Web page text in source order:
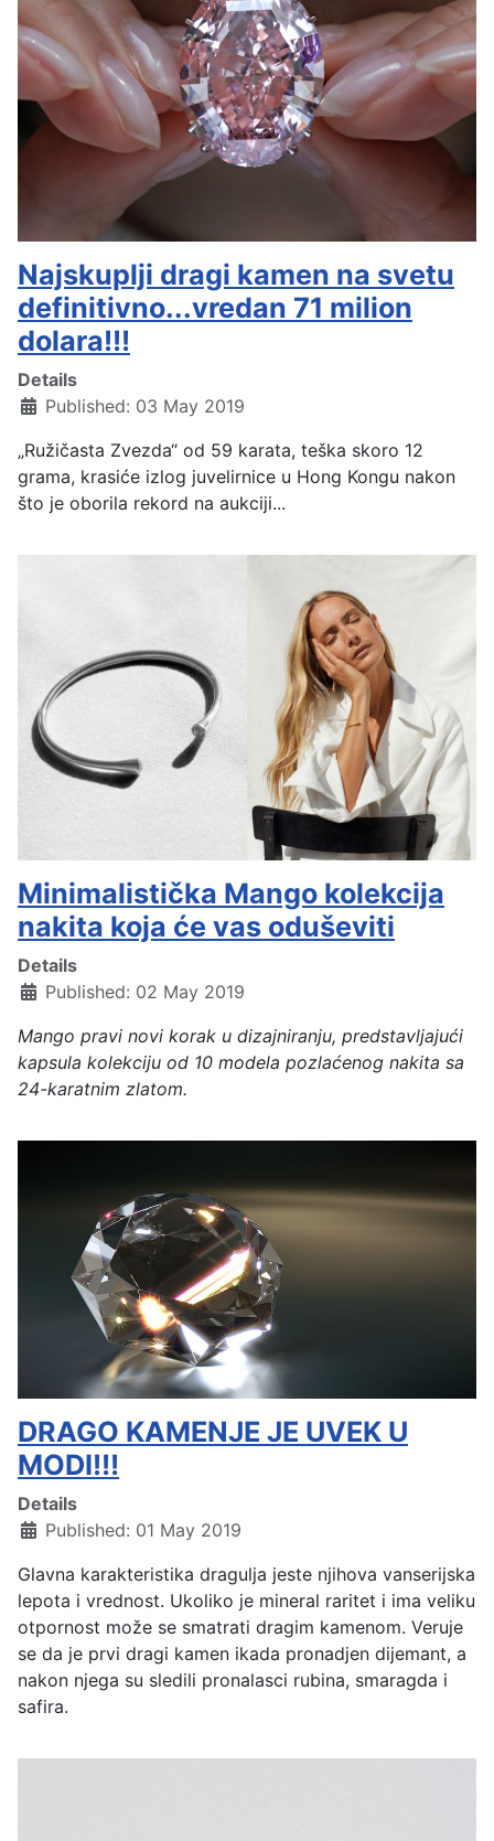
Najskuplji dragi kamen na svetu
definitivno...vredan 71 milion
dolara!!!
Details
Published: 03 May 2019
„Ružičasta Zvezda“ od 59 karata, teška skoro 12
grama, krasiće izlog juvelirnice u Hong Kongu nakon
što je oborila rekord na aukciji...
Minimalistička Mango kolekcija
nakita koja će vas oduševiti
Details
Published: 02 May 2019
Mango pravi novi korak u dizajniranju, predstavljajući
kapsula kolekciju od 10 modela pozlaćenog nakita sa
24-karatnim zlatom.
DRAGO KAMENJE JE UVEK U
MODI!!!
Details
Published: 01 May 2019
Glavna karakteristika dragulja jeste njihova vanserijska
lepota i vrednost. Ukoliko je mineral raritet i ima veliku
otpornost može se smatrati dragim kamenom. Veruje
se da je prvi dragi kamen ikada pronadjen dijemant, a
nakon njega su sledili pronalasci rubina, smaragda i
safira.